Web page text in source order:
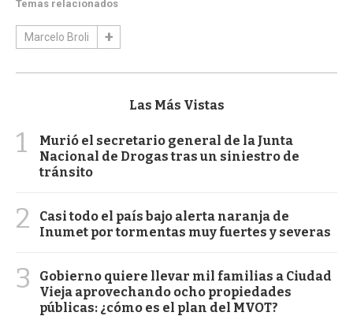
Temas relacionados
Marcelo Broli
Las Más Vistas
1
Murió el secretario general de la Junta
Nacional de Drogas tras un siniestro de
tránsito
2
Casi todo el país bajo alerta naranja de
Inumet por tormentas muy fuertes y severas
3
Gobierno quiere llevar mil familias a Ciudad
Vieja aprovechando ocho propiedades
públicas: ¿cómo es el plan del MVOT?